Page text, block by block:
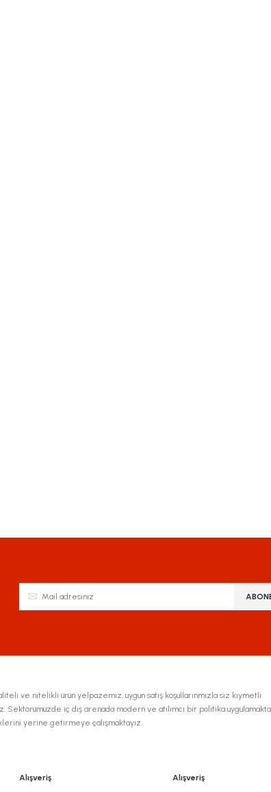
ve nitelikli ürün yelpazemiz, uygun satış koşullarınmızla siz kıymetli
iç dış arenada modern ve atılımcı bir politika uygulamakta,
yerine getirmeye çalışmaktayız.
Alışveriş Alışveriş